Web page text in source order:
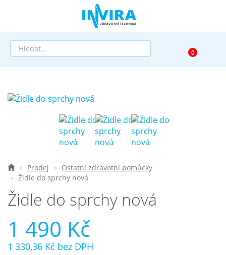
Půjčovna
Pomůcky dle zaměření
Výprodej
AKCE a SLEVY
Doprava a služby
Nejčastější otázky
Prodej
Ostatní zdravotní pomůcky
Židle do sprchy nová
Židle do sprchy nová
1 490 Kč
1 330,36 Kč bez DPH